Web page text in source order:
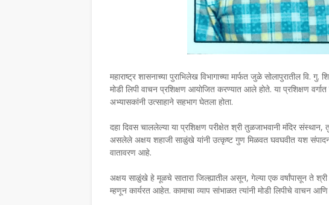
महाराष्ट्र शासनाच्या पुराभिलेख विभागाच्या मार्फत जुळे सोलापुरातील वि. गु.
मोडी लिपी वाचन प्रशिक्षण आयोजित करण्यात आले होते. या प्रशिक्षण वर्गात
अभ्यासकांनी उत्साहाने सहभाग घेतला होता.
दहा दिवस चाललेल्या या प्रशिक्षण परीक्षेत श्री तुळजाभवानी मंदिर
असलेले अक्षय शहाजी साळुंखे यांनी उत्कृष्ट गुण मिळवत घवघवीत यश
वातावरण आहे.
अक्षय साळुंखे हे मूळचे सातारा जिल्ह्यातील असून, गेल्या एक वर्षांपासून ते
म्हणून कार्यरत आहेत. कामाचा व्याप सांभाळत त्यांनी मोडी लिपीचे वाचन